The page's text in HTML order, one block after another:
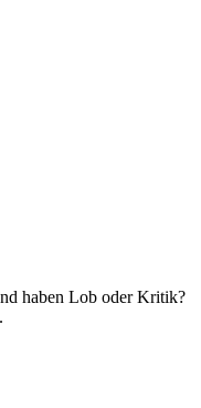
haben Lob oder Kritik?